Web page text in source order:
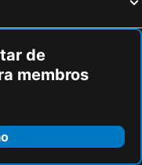
de
membros